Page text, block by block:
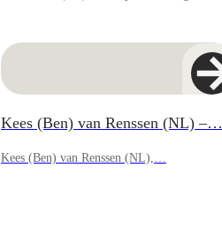
Kees (Ben) van Renssen (NL) –…
Kees (Ben) van Renssen (NL),…